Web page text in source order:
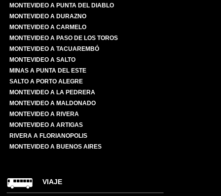
MONTEVIDEO A PUNTA DEL DIABLO
MONTEVIDEO A DURAZNO
MONTEVIDEO A CARMELO
MONTEVIDEO A PASO DE LOS TOROS
MONTEVIDEO A TACUAREMBÓ
MONTEVIDEO A SALTO
MINAS A PUNTA DEL ESTE
SALTO A PORTO ALEGRE
MONTEVIDEO A LA PEDRERA
MONTEVIDEO A MALDONADO
MONTEVIDEO A RIVERA
MONTEVIDEO A ARTIGAS
RIVERA A FLORIANOPOLIS
MONTEVIDEO A BUENOS AIRES
VIAJE